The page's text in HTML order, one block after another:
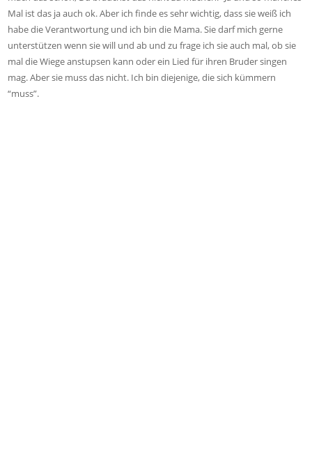
Mal ist das ja auch ok. Aber ich finde es sehr wichtig, dass sie weiß ich
habe die Verantwortung und ich bin die Mama. Sie darf mich gerne
unterstützen wenn sie will und ab und zu frage ich sie auch mal, ob sie
mal die Wiege anstupsen kann oder ein Lied für ihren Bruder singen
mag. Aber sie muss das nicht. Ich bin diejenige, die sich kümmern
“muss”.